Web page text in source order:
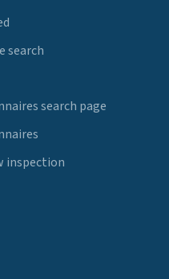
search
search page
inspection